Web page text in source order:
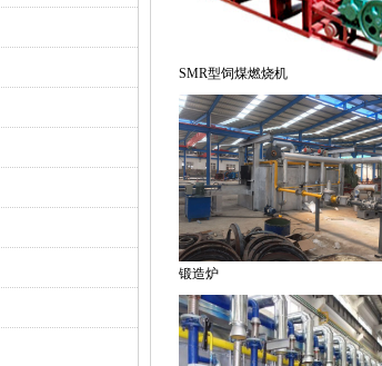
SMR型饲煤燃烧机
锻造炉